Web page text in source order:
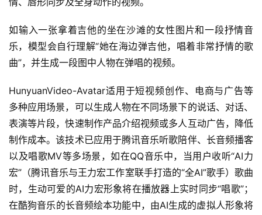
如输入一张拿着吉他的坐在沙滩的女性图片和一段抒情音
乐，模型会自行理解“她在海边弹吉他，唱着非常抒情的歌
曲”，并生成一段图中人物在弹唱的视频。
HunyuanVideo-Avatar适用于短视频创作、电商与广告等
多种应用场景，可以生成人物在不同场景下的说话、对话、
表演等片段，快速制作产品介绍视频或多人互动广告，降低
制作成本。该技术已应用于腾讯音乐听歌陪伴、长音频播客
以及唱歌MV等多场景，如在QQ音乐中，当用户收听“AI力
宏”（腾讯音乐与王力宏工作室联手打造的“全AI”歌手）歌曲
时，生动可爱的AI力宏形象将在播放器上实时同步“唱歌”；
在酷狗音乐的长音频绘本功能中，由AI生成的虚拟人形象将